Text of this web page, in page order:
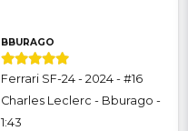
BBURAGO
Ferrari SF-24 - 2024 - #16
Charles Leclerc - Bburago -
1:43